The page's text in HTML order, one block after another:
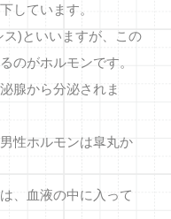
しています。
)といいますが、この
のがホルモンです。
腺から分泌されま
性ホルモンは皐丸か
、血液の中に入って